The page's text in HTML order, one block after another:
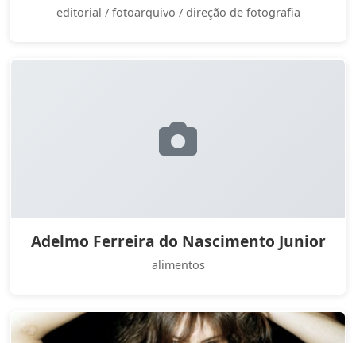
editorial / fotoarquivo / direção de fotografia
Adelmo Ferreira do Nascimento Junior
alimentos